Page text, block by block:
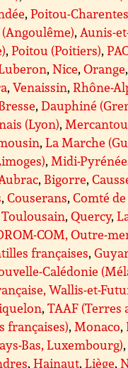
,Poitou-Charentes
, Aunis-
,Poitou (Poitiers),
,Nice,Orange
,Venaissin,Rhône-
,Dauphiné
(Lyon),
,La Marche
, Midi-
, Bigorre,
,Couserans,Comté
,Quercy,
COM, Outre-
françaises,
Calédonie
Wallis-et-
,TAAF (Terres
françaises), Monaco,
Bas, Luxembourg),
,Hainaut,Liège,